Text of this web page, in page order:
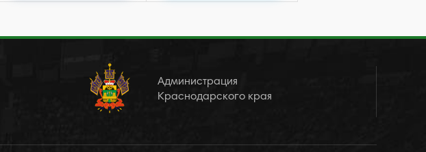
Администрация
Краснодарского края